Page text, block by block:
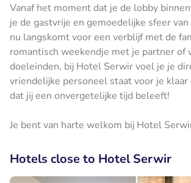
Vanaf het moment dat je de lobby
je de gastvrije en gemoedelijke sfeer
nu langskomt voor een verblijf met de
romantisch weekendje met je partner of
doeleinden, bij Hotel Serwir voel je je
vriendelijke personeel staat voor je
dat jij een onvergetelijke tijd beleeft!
Je bent van harte welkom bij Hotel
Hotels close to Hotel Serwir